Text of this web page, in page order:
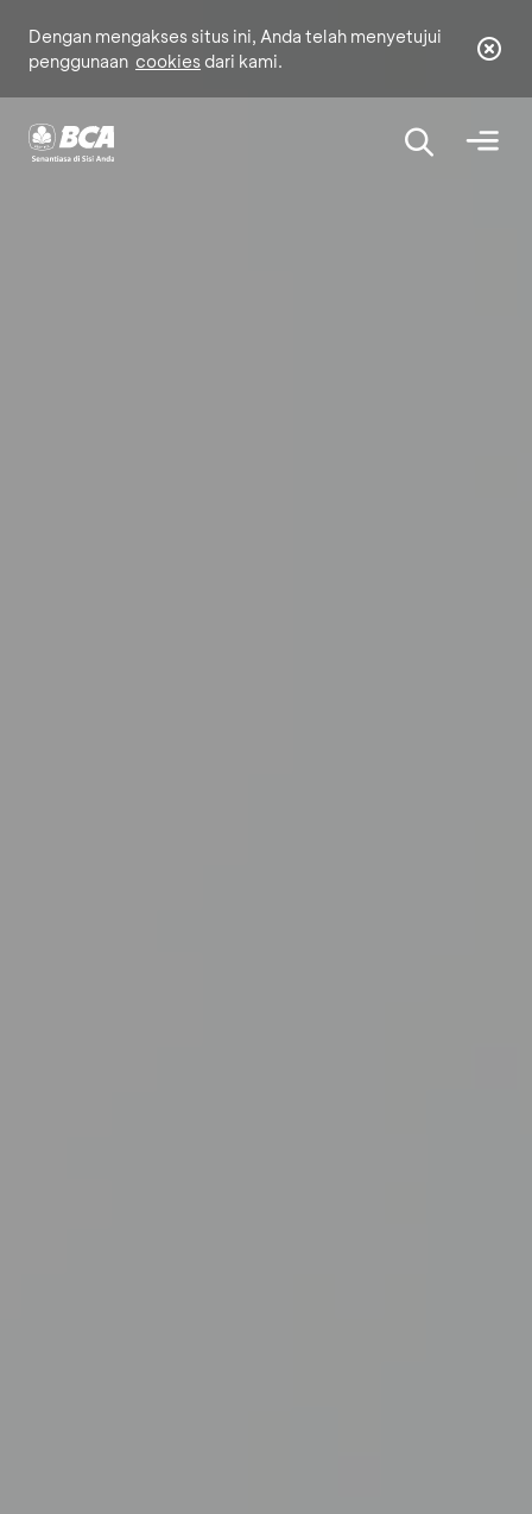
Dengan mengakses situs ini, Anda telah menyetujui
penggunaan cookies dari kami.